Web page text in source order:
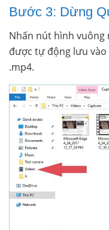
Bước 3: Dừng
Nhấn nút hình vuông
được tự động lưu
.mp4.